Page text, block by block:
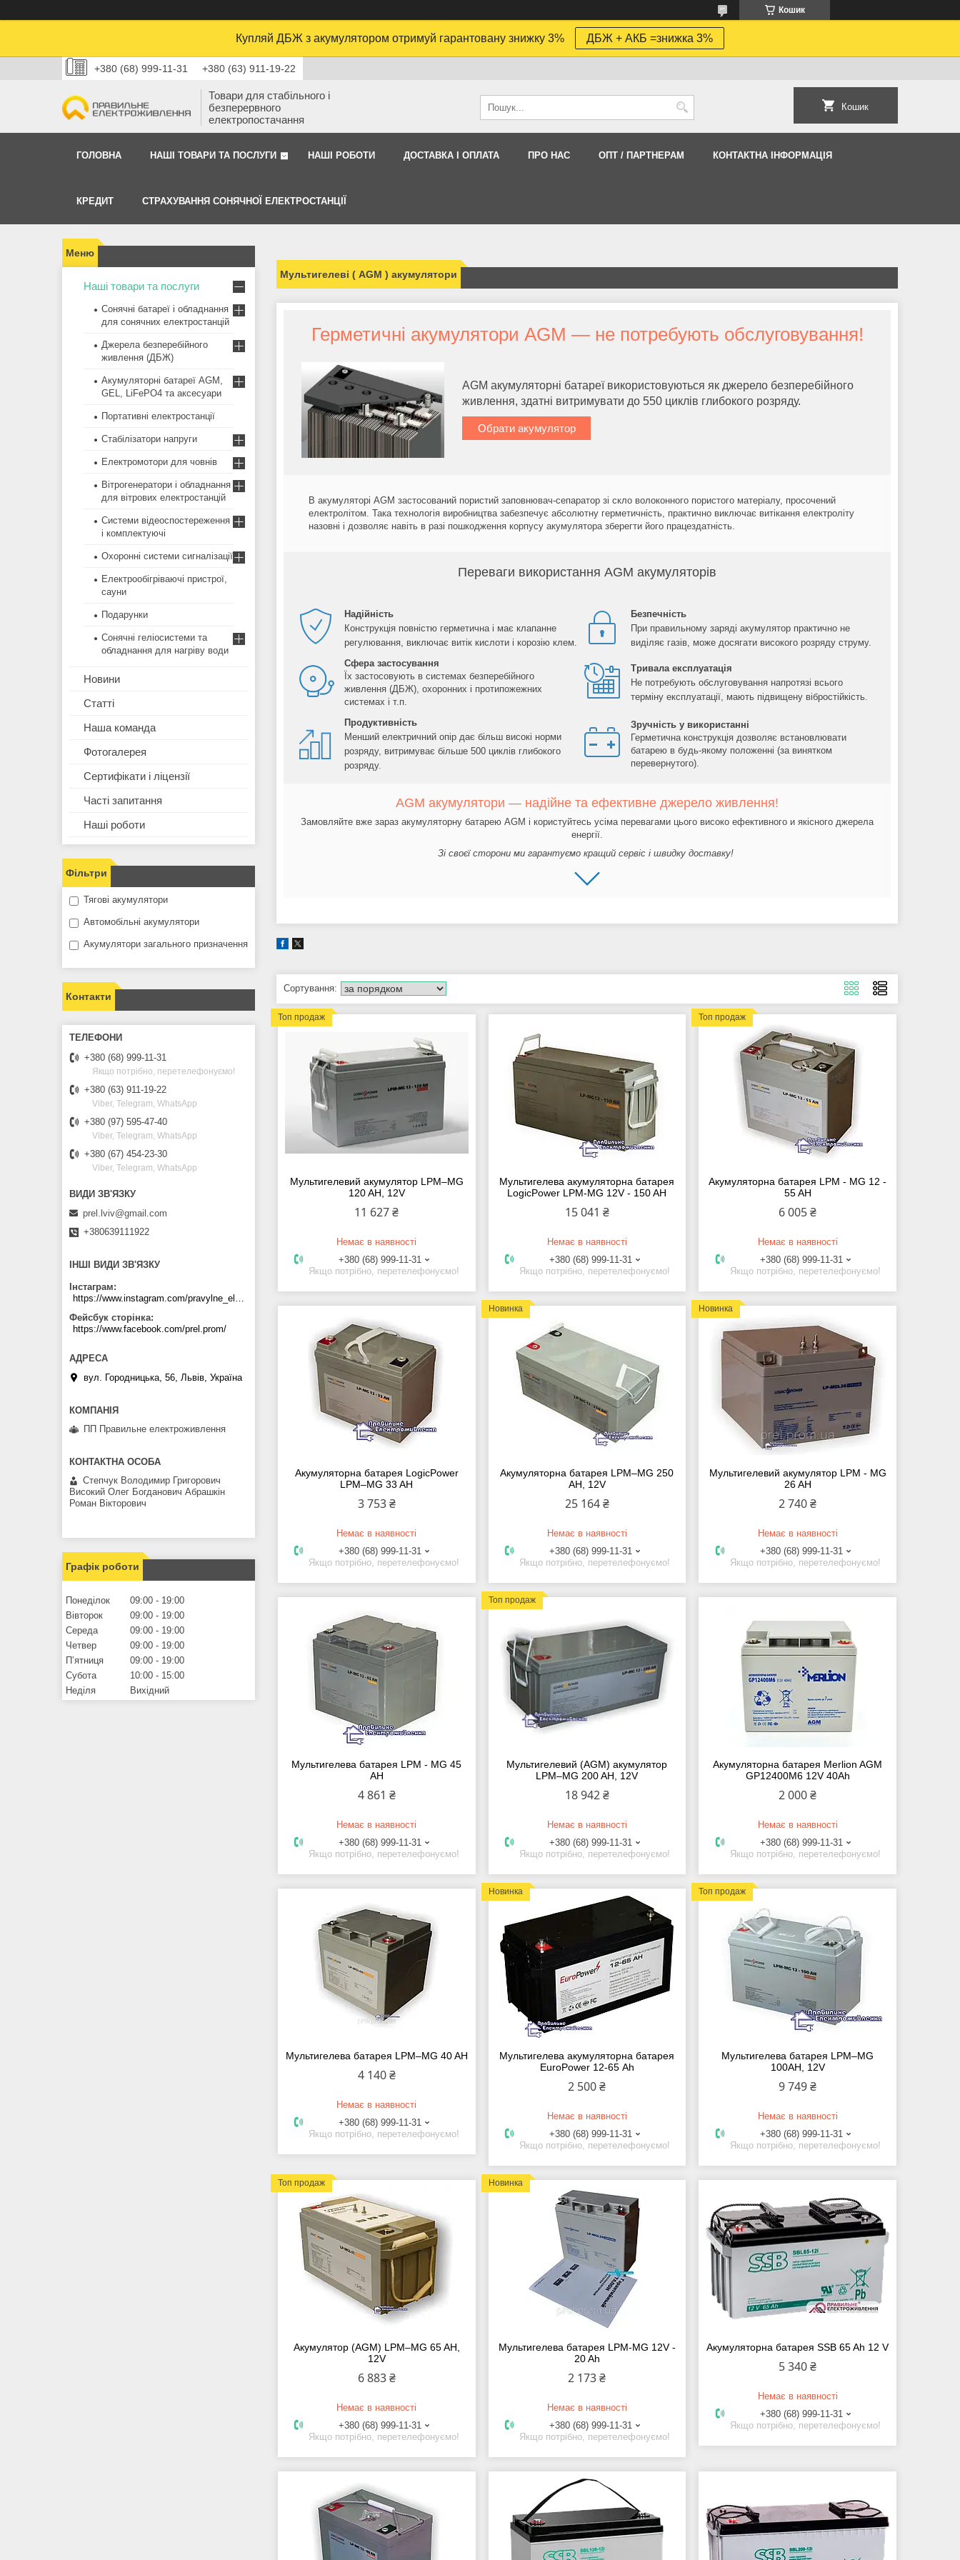
Кошик
Купляй ДБЖ з акумулятором отримуй гарантовану знижку 3% ДБЖ + АКБ =знижка 3%
+380 (68) 999-11-31 +380 (63) 911-19-22
Товари для стабільного і
безперервного
електропостачання
Кошик
ГОЛОВНА НАШІ ТОВАРИ ТА ПОСЛУГИ НАШI РОБОТИ ДОСТАВКА І ОПЛАТА ПРО НАС ОПТ / ПАРТНЕРАМ КОНТАКТНА ІНФОРМАЦІЯ
КРЕДИТ СТРАХУВАННЯ СОНЯЧНОЇ ЕЛЕКТРОСТАНЦІЇ
Мультигелеві ( AGM ) акумулятори
Герметичні акумулятори AGM ― не потребують обслуговування!
AGM акумуляторні батареї використовуються як джерело безперебійного
живлення, здатні витримувати до 550 циклів глибокого розряду.
Обрати акумулятор
В акумуляторі AGM застосований пористий заповнювач-сепаратор зі скло волоконного пористого матеріалу, просочений
електролітом. Така технологія виробництва забезпечує абсолютну герметичність, практично виключає витікання електроліту
назовні і дозволяє навіть в разі пошкодження корпусу акумулятора зберегти його працездатність.
Переваги використання AGM акумуляторів
Надійність
Конструкція повністю герметична і має клапанне
регулювання, виключає витік кислоти і корозію клем.
Безпечність
При правильному заряді акумулятор практично не
виділяє газів, може досягати високого розряду струму.
Сфера застосування
Їх застосовують в системах безперебійного
живлення (ДБЖ), охоронних і протипожежних
системах і т.п.
Тривала експлуатація
Не потребують обслуговування напротязі всього
терміну експлуатації, мають підвищену вібростійкість.
Продуктивність
Менший електричний опір дає більш високі норми
розряду, витримуває більше 500 циклів глибокого
розряду.
Зручність у використанні
Герметична конструкція дозволяє встановлювати
батарею в будь-якому положенні (за винятком
перевернутого).
AGM акумулятори — надійне та ефективне джерело живлення!
Замовляйте вже зараз акумуляторну батарею AGM і користуйтесь усіма перевагами цього високо ефективного и якісного джерела
енергії.
Зі своєї сторони ми гарантуємо кращий сервіс і швидку доставку!
Топ продаж
Мультигелевий акумулятор LPM–MG
120 AH, 12V
11 627 ₴
Немає в наявності
+380 (68) 999-11-31
Якщо потрібно, перетелефонуємо!
Мультигелева акумуляторна батарея
LogicPower LPM-MG 12V - 150 AH
15 041 ₴
Немає в наявності
+380 (68) 999-11-31
Якщо потрібно, перетелефонуємо!
Топ продаж
Акумуляторна батарея LPM - MG 12 -
55 AH
6 005 ₴
Немає в наявності
+380 (68) 999-11-31
Якщо потрібно, перетелефонуємо!
Акумуляторна батарея LogicPower
LPM–MG 33 AH
3 753 ₴
Немає в наявності
+380 (68) 999-11-31
Якщо потрібно, перетелефонуємо!
Новинка
Акумуляторна батарея LPM–MG 250
AH, 12V
25 164 ₴
Немає в наявності
+380 (68) 999-11-31
Якщо потрібно, перетелефонуємо!
Новинка
Мультигелевий акумулятор LPM - MG
26 AH
2 740 ₴
Немає в наявності
+380 (68) 999-11-31
Якщо потрібно, перетелефонуємо!
Мультигелева батарея LPM - MG 45
AH
4 861 ₴
Немає в наявності
+380 (68) 999-11-31
Якщо потрібно, перетелефонуємо!
Топ продаж
Мультигелевий (AGM) акумулятор
LPM–MG 200 AH, 12V
18 942 ₴
Немає в наявності
+380 (68) 999-11-31
Якщо потрібно, перетелефонуємо!
Акумуляторна батарея Merlion AGM
GP12400M6 12V 40Ah
2 000 ₴
Немає в наявності
+380 (68) 999-11-31
Якщо потрібно, перетелефонуємо!
Мультигелева батарея LPM–MG 40 AH
4 140 ₴
Немає в наявності
+380 (68) 999-11-31
Якщо потрібно, перетелефонуємо!
Новинка
Мультигелева акумуляторна батарея
EuroPower 12-65 Аh
2 500 ₴
Немає в наявності
+380 (68) 999-11-31
Якщо потрібно, перетелефонуємо!
Топ продаж
Мультигелева батарея LPM–MG
100AH, 12V
9 749 ₴
Немає в наявності
+380 (68) 999-11-31
Якщо потрібно, перетелефонуємо!
Топ продаж
Акумулятор (AGM) LPM–MG 65 AH,
12V
6 883 ₴
Немає в наявності
+380 (68) 999-11-31
Якщо потрібно, перетелефонуємо!
Новинка
Мультигелева батарея LPM-MG 12V -
20 Ah
2 173 ₴
Немає в наявності
+380 (68) 999-11-31
Якщо потрібно, перетелефонуємо!
Акумуляторна батарея SSB 65 Ah 12 V
5 340 ₴
Немає в наявності
+380 (68) 999-11-31
Якщо потрібно, перетелефонуємо!
Наші товари та послуги
Сонячні батареї і обладнання
для сонячних електростанцій
Джерела безперебійного
живлення (ДБЖ)
Акумуляторні батареї AGM,
GEL, LiFePO4 та аксесуари
Портативні електростанції
Стабілізатори напруги
Електромотори для човнів
Вітрогенератори і обладнання
для вітрових електростанцій
Системи відеоспостереження
і комплектуючі
Охоронні системи сигналізації
Електрообігріваючі пристрої,
сауни
Подарунки
Сонячні геліосистеми та
обладнання для нагріву води
Новини
Статті
Наша команда
Фотогалерея
Сертифікати і ліцензії
Часті запитання
Наші роботи
Фільтри
Тягові акумулятори
Автомобільні акумулятори
Акумулятори загального призначення
Контакти
+380 (68) 999-11-31
Якщо потрібно, перетелефонуємо!
+380 (63) 911-19-22
Viber, Telegram, WhatsApp
+380 (97) 595-47-40
Viber, Telegram, WhatsApp
+380 (67) 454-23-30
Viber, Telegram, WhatsApp
prel.lviv@gmail.com
+380639111922
ІНШІ ВИДИ ЗВ'ЯЗКУ
Інстаграм
https://www.instagram.com/pravylne_electrozhyvlennya/
Фейсбук сторінка
https://www.facebook.com/prel.prom/
вул. Городницька, 56, Львів, Україна
ПП Правильне електроживлення
Степчук Володимир Григорович
Високий Олег Богданович Абрашкін
Роман Вікторович
Графік роботи
Понеділок 09:00
19:00
Вівторок
09:00
19:00
Середа
09:00
19:00
Четвер
09:00
19:00
Пʼятниця
09:00
19:00
Субота
10:00
15:00
Неділя
Вихідний